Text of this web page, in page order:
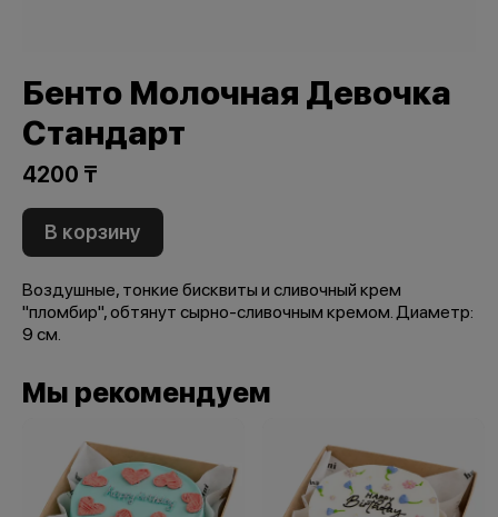
Бенто Молочная Девочка
Стандарт
4200 ₸
В корзину
Воздушные, тонкие бисквиты и сливочный крем
"пломбир", обтянут сырно-сливочным кремом. Диаметр:
9 см.
Мы рекомендуем